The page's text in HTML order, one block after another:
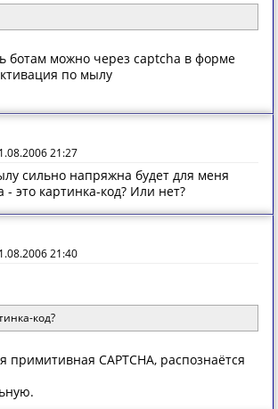
ботам можно через captcha в форме
по мылу
21:27
сильно напряжна будет для меня
- это картинка-код? Или нет?
21:40
код?
примитивная CAPTCHA, распознаётся